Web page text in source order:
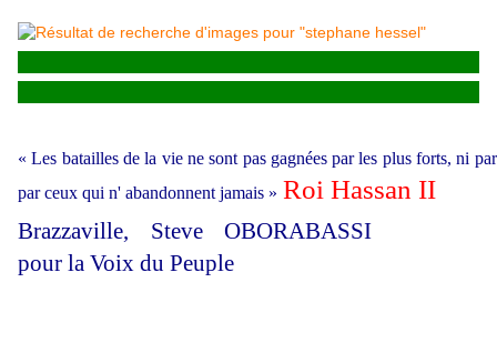
«Les batailles de la vie ne sont pas gagnées par les plus forts, ni
par ceux qui n' abandonnent jamais » Roi Hassan II
Brazzaville, Steve OBORABASSI
pour la Voix du Peuple